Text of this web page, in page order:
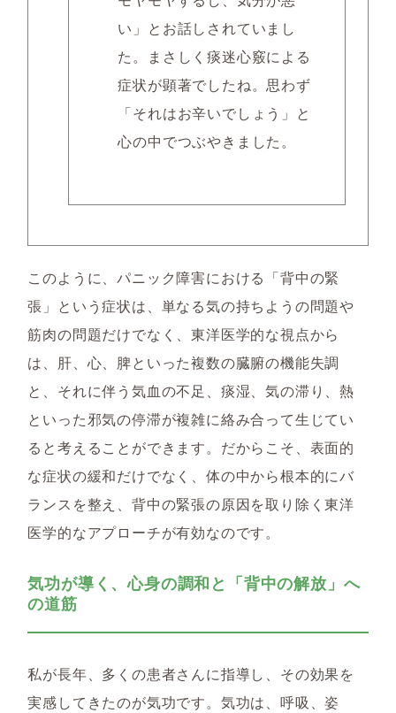
い」とお話しされていまし
た。まさしく痰迷心竅による
症状が顕著でしたね。思わず
「それはお辛いでしょう」と
心の中でつぶやきました。
このように、パニック障害における「背中の緊
張」という症状は、単なる気の持ちようの問題や
筋肉の問題だけでなく、東洋医学的な視点から
は、肝、心、脾といった複数の臓腑の機能失調
と、それに伴う気血の不足、痰湿、気の滞り、熱
といった邪気の停滞が複雑に絡み合って生じてい
ると考えることができます。だからこそ、表面的
な症状の緩和だけでなく、体の中から根本的にバ
ランスを整え、背中の緊張の原因を取り除く東洋
医学的なアプローチが有効なのです。
気功が導く、心身の調和と「背中の解放」へ
の道筋
私が長年、多くの患者さんに指導し、その効果を
実感してきたのが気功です。気功は、呼吸、姿